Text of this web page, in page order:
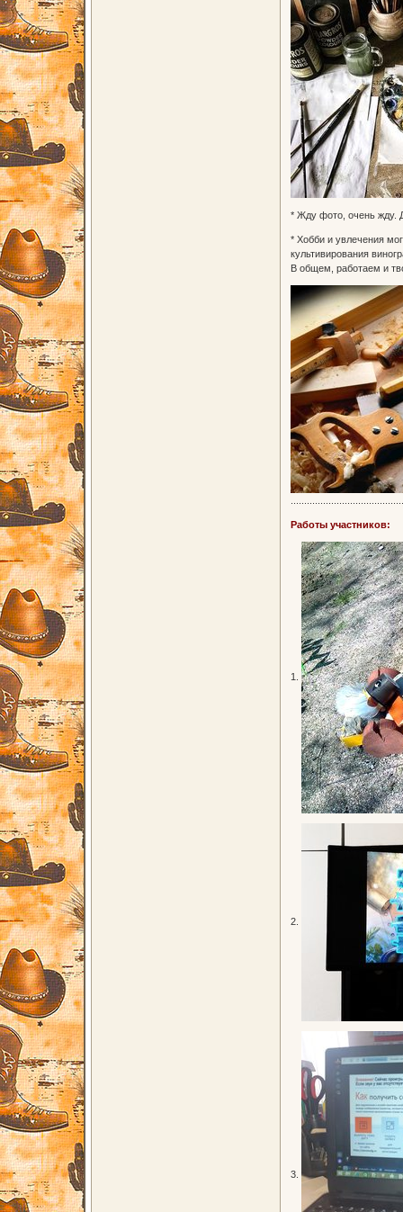
* Жду фото, очень жду.
* Хобби и увлечения
культивирования
В общем, работаем и
Работы участников:
1.
2.
3.